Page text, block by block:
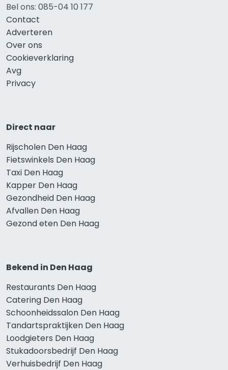
Bel ons: 085-04 10 177
Contact
Adverteren
Over ons
Cookieverklaring
Avg
Privacy
Direct naar
Rijscholen Den Haag
Fietswinkels Den Haag
Taxi Den Haag
Kapper Den Haag
Gezondheid Den Haag
Afvallen Den Haag
Gezond eten Den Haag
Bekend in Den Haag
Restaurants Den Haag
Catering Den Haag
Schoonheidssalon Den Haag
Tandartspraktijken Den Haag
Loodgieters Den Haag
Stukadoorsbedrijf Den Haag
Verhuisbedrijf Den Haag